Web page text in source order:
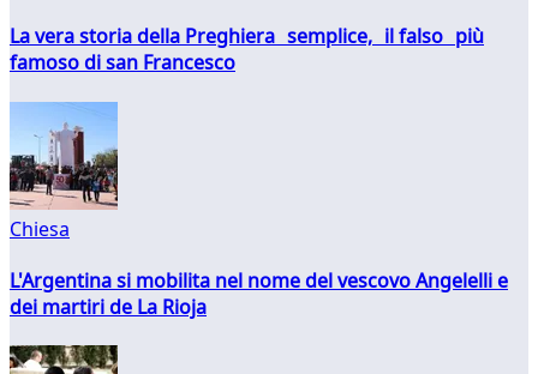
La vera storia della Preghiera semplice, il falso più
famoso di san Francesco
Chiesa
L'Argentina si mobilita nel nome del vescovo Angelelli e
dei martiri de La Rioja